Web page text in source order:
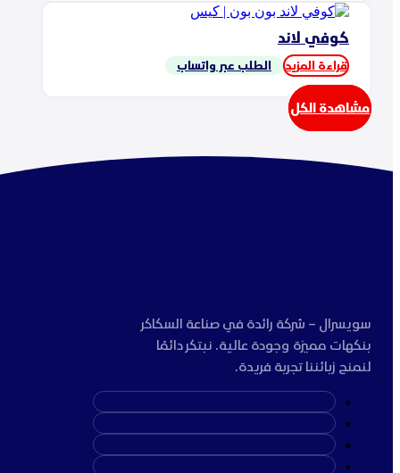
كوفي لاند
قراءة المزيد الطلب عبر واتساب
مشاهدة الكل
سويسرال – شركة رائدة في صناعة السكاكر
بنكهات مميزة وجودة عالية. نبتكر دائمًا
لنمنح زبائننا تجربة فريدة.